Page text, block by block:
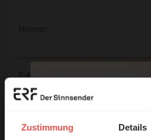
Zustimmung Details
E-Mail: